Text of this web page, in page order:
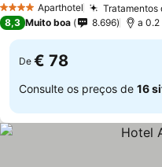
4 EstrelasAparthotel Tratamentos
8,3 Muito boa 8.696 a 0.2
De € 78
Consulte os preços de 16